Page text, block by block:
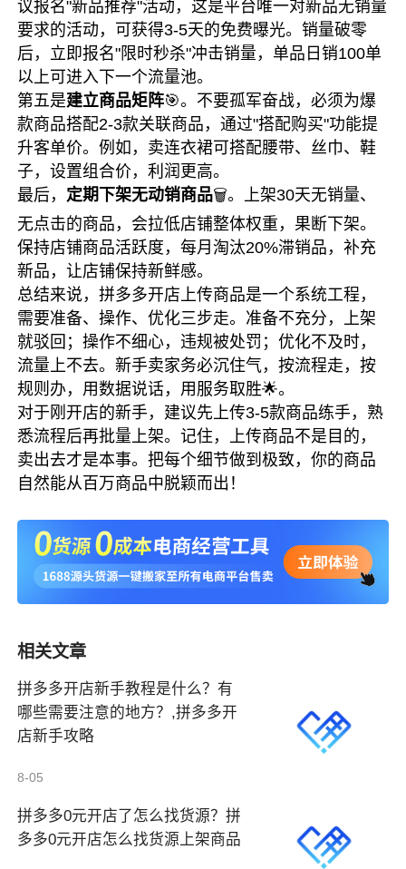
议报名"新品推荐"活动，这是平台唯一对新品无销量
要求的活动，可获得3-5天的免费曝光。销量破零
后，立即报名"限时秒杀"冲击销量，单品日销100单
以上可进入下一个流量池。
第五是建立商品矩阵🎯。不要孤军奋战，必须为爆
款商品搭配2-3款关联商品，通过"搭配购买"功能提
升客单价。例如，卖连衣裙可搭配腰带、丝巾、鞋
子，设置组合价，利润更高。
最后， 定期下架无动销商品🗑️。上架30天无销量、
无点击的商品，会拉低店铺整体权重，果断下架。
保持店铺商品活跃度，每月淘汰20%滞销品，补充
新品，让店铺保持新鲜感。
总结来说，拼多多开店上传商品是一个系统工程，
需要准备、操作、优化三步走。准备不充分，上架
就驳回；操作不细心，违规被处罚；优化不及时，
流量上不去。新手卖家务必沉住气，按流程走，按
规则办，用数据说话，用服务取胜🌟。
对于刚开店的新手，建议先上传3-5款商品练手，熟
悉流程后再批量上架。记住，上传商品不是目的，
卖出去才是本事。把每个细节做到极致，你的商品
自然能从百万商品中脱颖而出！
相关文章
拼多多开店新手教程是什么？有
哪些需要注意的地方？,拼多多开
店新手攻略
8-05
拼多多0元开店了怎么找货源？拼
多多0元开店怎么找货源上架商品